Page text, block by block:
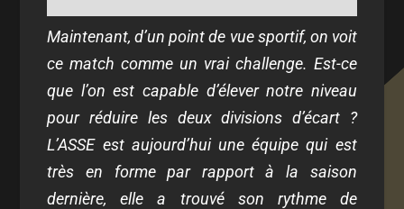
Maintenant, d’un point de vue sportif, on voit
ce match comme un vrai challenge. Est-ce
que l’on est capable d’élever notre niveau
pour réduire les deux divisions d’écart ?
L’ASSE est aujourd’hui une équipe qui est
très en forme par rapport à la saison
dernière, elle a trouvé son rythme de